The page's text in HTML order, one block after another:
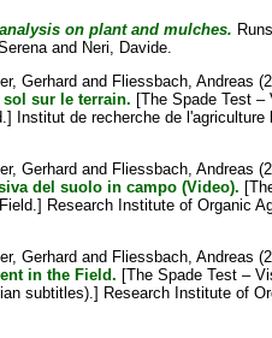
on plant and mulches.
and Neri, Davide.
Gerhard and Fliessbach, Andreas
sol sur le terrain. [The Spade Test –
Institut de recherche de l'agriculture
Gerhard and Fliessbach, Andreas
del suolo in campo (Video).
Research Institute of Organic
Gerhard and Fliessbach, Andreas
in the Field. [The Spade Test –
subtitles).] Research Institute of